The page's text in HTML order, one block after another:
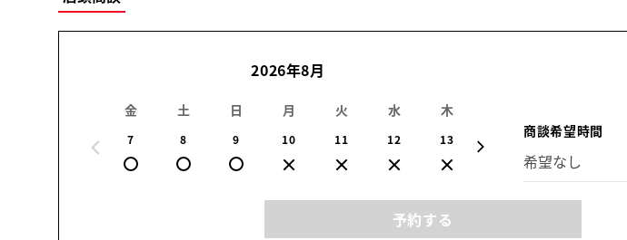
2026年8月
金
7
土
8
日
9
月
10
火
11
水
12
木
13 15 16
商談希望時間
予約する